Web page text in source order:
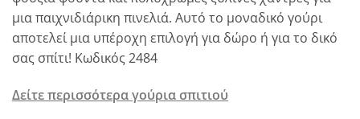
μια παιχνιδιάρικη πινελιά. Αυτό το μοναδικό γούρι
αποτελεί μια υπέροχη επιλογή για δώρο ή για το δικό
σας σπίτι! Κωδικός 2484
Δείτε περισσότερα γούρια σπιτιού